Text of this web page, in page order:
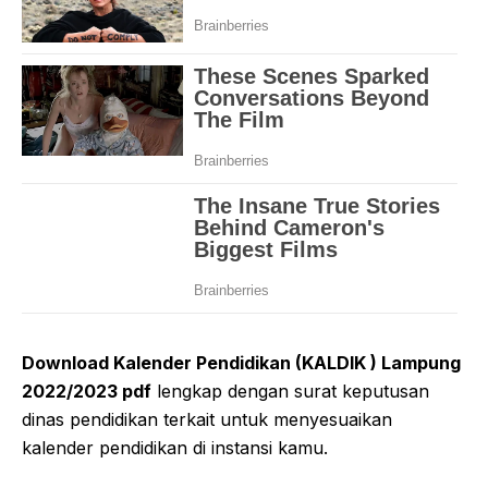
Download Kalender Pendidikan (KALDIK ) Lampung
2022/2023 pdf lengkap dengan surat keputusan
dinas pendidikan terkait untuk menyesuaikan
kalender pendidikan di instansi kamu.